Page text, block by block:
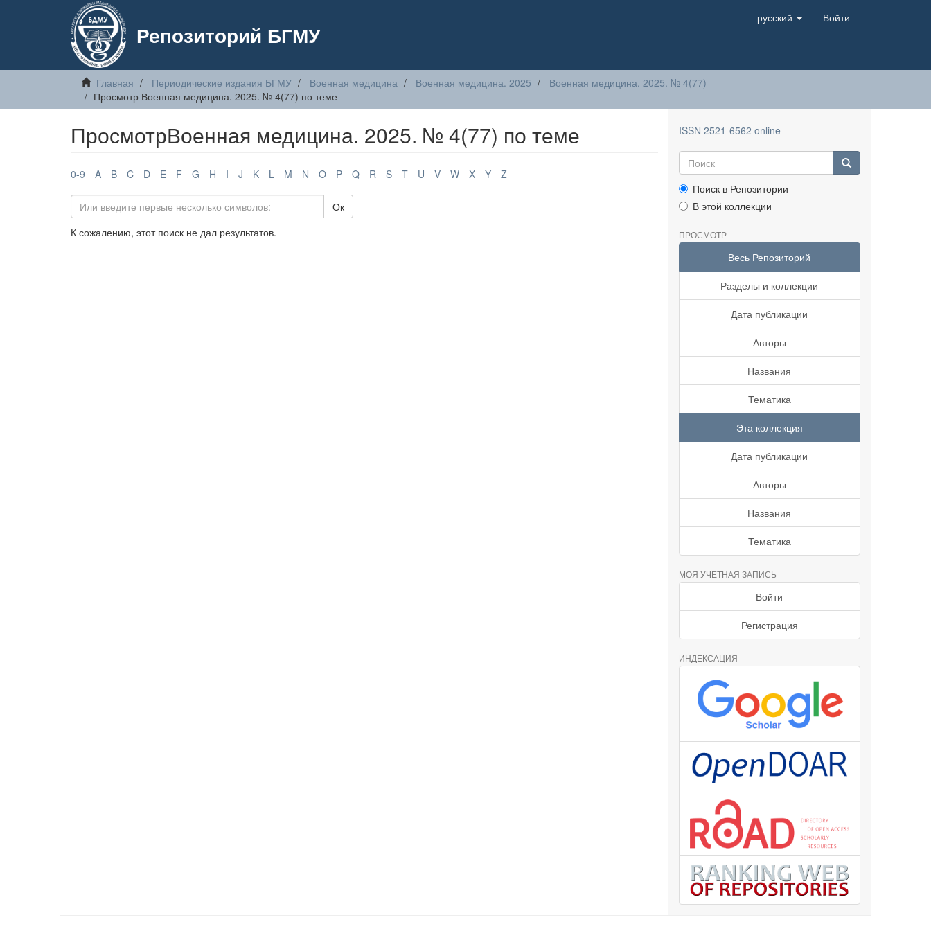
Репозиторий БГМУ
русский Войти
Главная Периодические издания БГМУ Военная медицина Военная медицина. 2025
Военная медицина. 2025. № 4(77)
Просмотр Военная медицина. 2025. № 4(77) по теме
ПросмотрВоенная медицина. 2025. № 4(77) по теме
0-9 A B C D E F G H I J K L M N O P Q R S T U V W X Y Z
Ок
К сожалению, этот поиск не дал результатов.
ISSN 2521-6562 online
Поиск в Репозитории
В этой коллекции
ПРОСМОТР
Весь Репозиторий
Разделы и коллекции
Дата публикации
Авторы
Названия
Тематика
Эта коллекция
Дата публикации
Авторы
Названия
Тематика
МОЯ УЧЕТНАЯ ЗАПИСЬ
Войти
Регистрация
ИНДЕКСАЦИЯ